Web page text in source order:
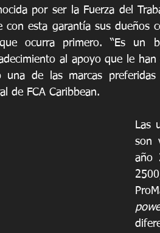
por ser la Fuerza del
con esta garantía sus dueños
ocurra primero. “Es un
al apoyo que le
una de las marcas
de FCA Caribbean.
Las
son
año